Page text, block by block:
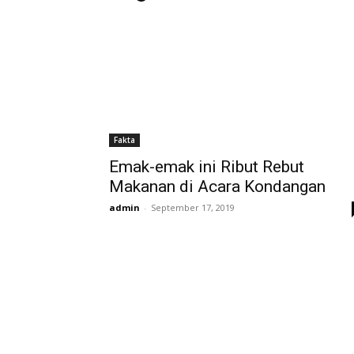
Fakta
Emak-emak ini Ribut Rebut
Makanan di Acara Kondangan
admin - September 17, 2019